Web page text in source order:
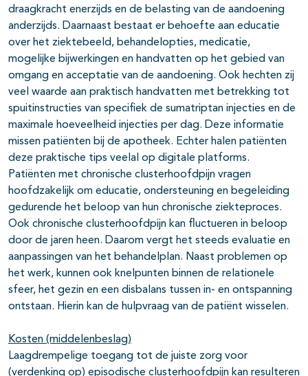
draagkracht enerzijds en de belasting van de aandoening
anderzijds. Daarnaast bestaat er behoefte aan educatie
over het ziektebeeld, behandelopties, medicatie,
mogelijke bijwerkingen en handvatten op het gebied van
omgang en acceptatie van de aandoening. Ook hechten zij
veel waarde aan praktisch handvatten met betrekking tot
spuitinstructies van specifiek de sumatriptan injecties en de
maximale hoeveelheid injecties per dag. Deze informatie
missen patiënten bij de apotheek. Echter halen patiënten
deze praktische tips veelal op digitale platforms.
Patiënten met chronische clusterhoofdpijn vragen
hoofdzakelijk om educatie, ondersteuning en begeleiding
gedurende het beloop van hun chronische ziekteproces.
Ook chronische clusterhoofdpijn kan fluctueren in beloop
door de jaren heen. Daarom vergt het steeds evaluatie en
aanpassingen van het behandelplan. Naast problemen op
het werk, kunnen ook knelpunten binnen de relationele
sfeer, het gezin en een disbalans tussen in- en ontspanning
ontstaan. Hierin kan de hulpvraag van de patiënt wisselen.
Kosten (middelenbeslag)
Laagdrempelige toegang tot de juiste zorg voor
(verdenking op) episodische clusterhoofdpijn kan resulteren